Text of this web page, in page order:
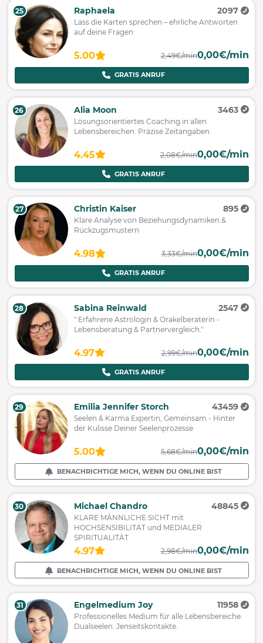
25 Raphaela 2097
Lass die Karten sprechen – ehrliche Antworten
auf deine Fragen
5.00 2,49€/min0,00€/min
GRATIS ANRUF
26 Alia Moon 3463
Lösungsorientiertes Coaching in allen
Lebensbereichen. Präzise Zeitangaben.
4.45 2,08€/min0,00€/min
GRATIS ANRUF
27 Christin Kaiser 895
Klare Analyse von Beziehungsdynamiken &
Rückzugsmustern
4.98 3,33€/min0,00€/min
GRATIS ANRUF
28 Sabina Reinwald 2547
" Erfahrene Astrologin & Orakelberaterin -
Lebensberatung & Partnervergleich."
4.97 2,99€/min0,00€/min
GRATIS ANRUF
29 Emilia Jennifer Storch 43459
Seelen & Karma Expertin, Gemeinsam - Hinter
der Kulisse Deiner Seelenprozesse
5.00 5,68€/min0,00€/min
BENACHRICHTIGE MICH, WENN DU ONLINE BIST
30 Michael Chandro 48845
KLARE MÄNNLICHE SICHT mit
HOCHSENSIBILITÄT und MEDIALER
SPIRITUALITÄT
4.97 2,98€/min0,00€/min
BENACHRICHTIGE MICH, WENN DU ONLINE BIST
31 Engelmedium Joy 11958
Professionelles Medium für alle Lebensbereiche.
Dualseelen. Jenseitskontakte.